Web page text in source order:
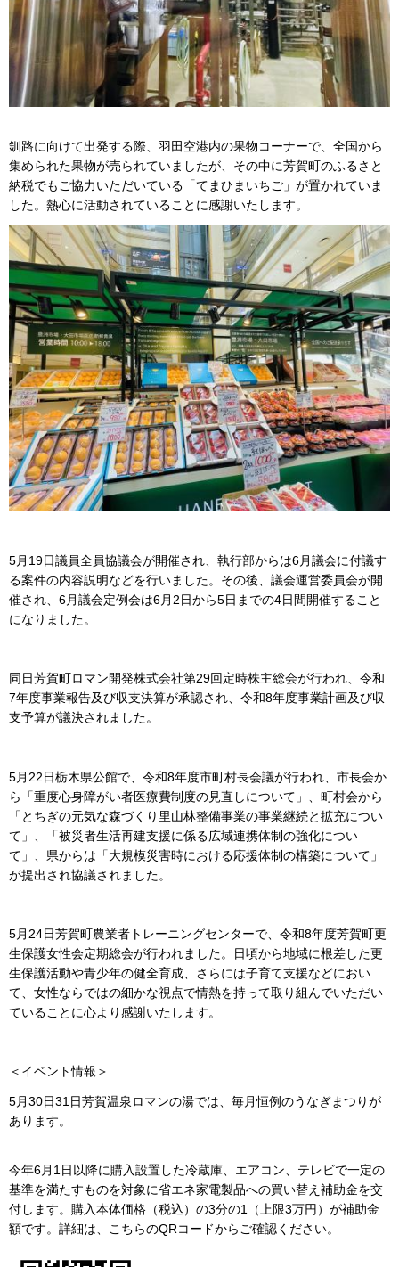
釧路に向けて出発する際、羽田空港内の果物コーナーで、全国から
集められた果物が売られていましたが、その中に芳賀町のふるさと
納税でもご協力いただいている「てまひまいちご」が置かれていま
した。熱心に活動されていることに感謝いたします。
5月19日議員全員協議会が開催され、執行部からは6月議会に付議す
る案件の内容説明などを行いました。その後、議会運営委員会が開
催され、6月議会定例会は6月2日から5日までの4日間開催すること
になりました。
同日芳賀町ロマン開発株式会社第29回定時株主総会が行われ、令和
7年度事業報告及び収支決算が承認され、令和8年度事業計画及び収
支予算が議決されました。
5月22日栃木県公館で、令和8年度市町村長会議が行われ、市長会か
ら「重度心身障がい者医療費制度の見直しについて」、町村会から
「とちぎの元気な森づくり里山林整備事業の事業継続と拡充につい
て」、「被災者生活再建支援に係る広域連携体制の強化につい
て」、県からは「大規模災害時における応援体制の構築について」
が提出され協議されました。
5月24日芳賀町農業者トレーニングセンターで、令和8年度芳賀町更
生保護女性会定期総会が行われました。日頃から地域に根差した更
生保護活動や青少年の健全育成、さらには子育て支援などにおい
て、女性ならではの細かな視点で情熱を持って取り組んでいただい
ていることに心より感謝いたします。
＜イベント情報＞
5月30日31日芳賀温泉ロマンの湯では、毎月恒例のうなぎまつりが
あります。
今年6月1日以降に購入設置した冷蔵庫、エアコン、テレビで一定の
基準を満たすものを対象に省エネ家電製品への買い替え補助金を交
付します。購入本体価格（税込）の3分の1（上限3万円）が補助金
額です。詳細は、こちらのQRコードからご確認ください。